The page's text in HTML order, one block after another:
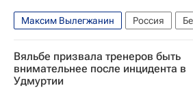
Максим Вылегжанин Россия
Германия
Андрей Чибис
Спорт
Лыжные виды спорта
Вяльбе призвала тренеров быть
внимательнее после инцидента в
Удмуртии